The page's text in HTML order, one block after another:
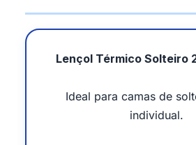
Lençol Térmico Solteiro
Ideal para camas de
individual.